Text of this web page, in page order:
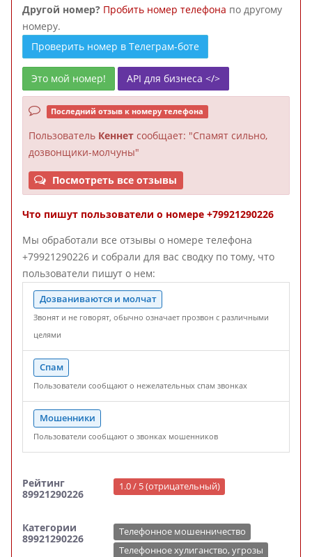
Другой номер? Пробить номер телефона по другому
номеру.
Проверить номер в Телеграм-боте
Это мой номер! API для бизнеса </>
Последний отзыв к номеру телефона
Пользователь Кеннет сообщает: "Спамят сильно,
дозвонщики-молчуны"
Посмотреть все отзывы
Что пишут пользователи о номере +79921290226
Мы обработали все отзывы о номере телефона
+79921290226 и собрали для вас сводку по тому, что
пользователи пишут о нем:
Дозваниваются и молчат
Звонят и не говорят, обычно означает прозвон с различными
целями
Спам
Пользователи сообщают о нежелательных спам звонках
Мошенники
Пользователи сообщают о звонках мошенников
Рейтинг
89921290226
1.0 / 5 (отрицательный)
Категории
89921290226
Телефонное мошенничество
Телефонное хулиганство, угрозы